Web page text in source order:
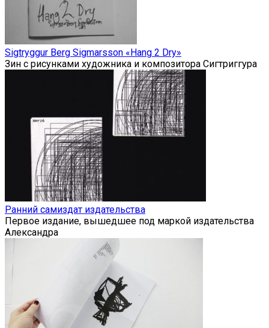
Sigtryggur Berg Sigmarsson «Hang 2 Dry»
Зин с рисунками художника и композитора Сигтриггура
Ранний самиздат издательства
Первое издание, вышедшее под маркой издательства
Александра